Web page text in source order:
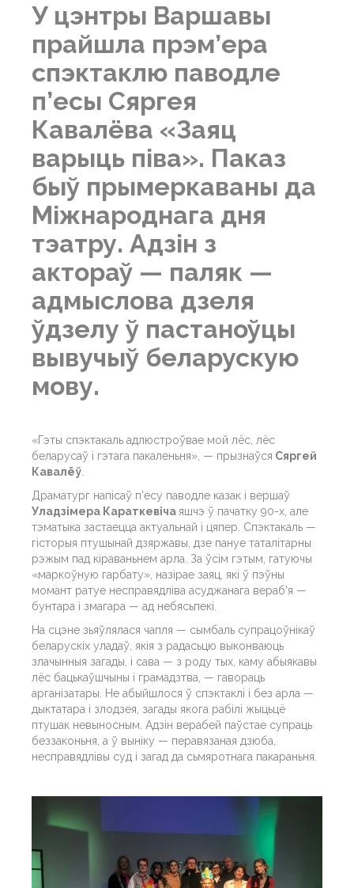
У цэнтры Варшавы
прайшла прэм’ера
спэктаклю паводле
п’есы Сяргея
Кавалёва «Заяц
варыць піва». Паказ
быў прымеркаваны да
Міжнароднага дня
тэатру. Адзін з
актораў — паляк —
адмыслова дзеля
ўдзелу ў пастаноўцы
вывучыў беларускую
мову.
«Гэты спэктакаль адлюстроўвае мой лёс, лёс
беларусаў і гэтага пакаленьня», — прызнаўся Сяргей
Кавалёў.
Драматург напісаў п’есу паводле казак і вершаў
Уладзімера Караткевічаяшчэ ў пачатку 90-х, але
тэматыка застаецца актуальнай і цяпер. Спэктакаль —
гісторыя птушынай дзяржавы, дзе пануе таталітарны
рэжым пад кіраваньнем арла. За ўсім гэтым, гатуючы
«маркоўную гарбату», назірае заяц, які ў пэўны
момант ратуе несправядліва асуджанага вераб’я —
бунтара і змагара — ад небясьпекі.
На сцэне зьяўлялася чапля — сымбаль супрацоўнікаў
беларускіх уладаў, якія з радасьцю выконваюць
злачынныя загады, і сава — з роду тых, каму абыякавы
лёс бацькаўшчыны і грамадзтва, — гавораць
арганізатары. Не абыйшлося ў спэктаклі і без арла —
дыктатара і злодзея, загады якога рабілі жыцьцё
птушак невыносным. Адзін верабей паўстае супраць
беззаконьня, а ў выніку — перавязаная дзюба,
несправядлівы суд і загад да сьмяротнага пакараньня.